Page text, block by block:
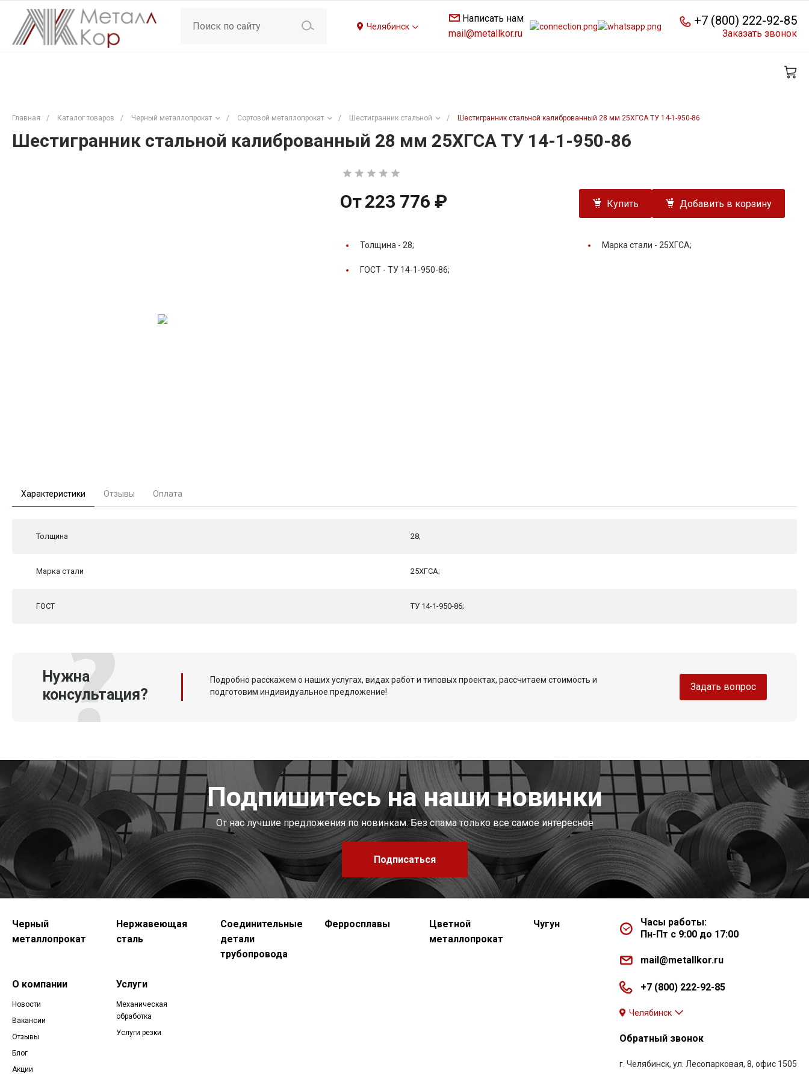
Челябинск
Написать нам
mail@metallkor.ru
+7 (800) 222-92-85
Заказать звонок
Главная / Каталог товаров / Черный металлопрокат / Сортовой металлопрокат / Шестигранник стальной / Шестигранник стальной калиброванный 28 мм 25ХГСА ТУ 14-1-950-86
Шестигранник стальной калиброванный 28 мм 25ХГСА ТУ 14-1-950-86
От223 776 ₽ Купить Добавить в корзину
Толщина - 28; Марка стали - 25ХГСА;
ГОСТ - ТУ 14-1-950-86;
Характеристики Отзывы Оплата
Толщина 28;
Марка стали 25ХГСА;
ГОСТ ТУ 14-1-950-86;
Нужна
консультация?
Подробно расскажем о наших услугах, видах работ и типовых проектах, рассчитаем стоимость и
подготовим индивидуальное предложение!
Задать вопрос
Подпишитесь на наши новинки
От нас лучшие предложения по новинкам. Без спама только все самое интересное
Подписаться
Черный
металлопрокат
Нержавеющая
сталь
Соединительные
детали
трубопровода
Ферросплавы
Цветной
металлопрокат
Чугун
О компании
Новости
Вакансии
Отзывы
Блог
Акции
Услуги
Механическая
обработка
Услуги резки
Часы работы:
Пн-Пт с 9:00 до 17:00
mail@metallkor.ru
+7 (800) 222-92-85
Челябинск
Обратный звонок
г. Челябинск, ул. Лесопарковая, 8, офис 1505